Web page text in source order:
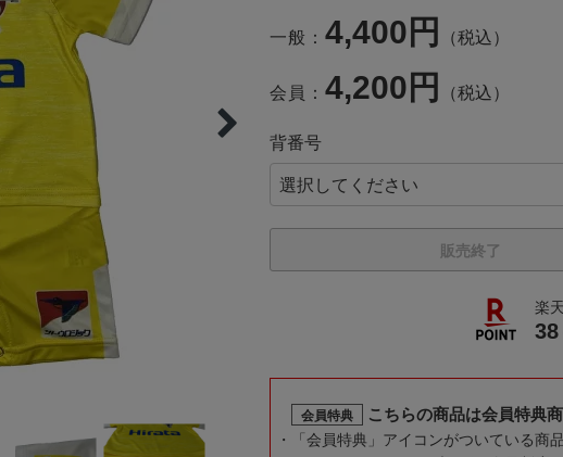
一般： 4,400円 （税込）
会員： 4,200円 （税込）
背番号
販売終了
楽
会員特典 こちらの商品は会員特典
「会員特典」アイコンがついている商